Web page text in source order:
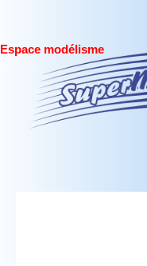
Espace modélisme